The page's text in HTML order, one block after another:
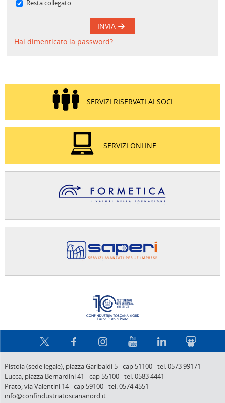
Resta collegato
INVIA
Hai dimenticato la password?
SERVIZI RISERVATI AI SOCI
SERVIZI ONLINE
Pistoia (sede legale), piazza Garibaldi 5-cap 51100-tel. 0573 99171
Lucca, piazza Bernardini 41 -cap 55100-tel. 0583 4441
Prato,via Valentini 14-cap 59100-tel. 0574 4551
info@confindustriatoscananord.it